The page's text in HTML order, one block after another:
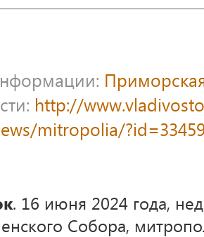
http://
mitropolia/
. 16 июня 2024 года,
Собора,